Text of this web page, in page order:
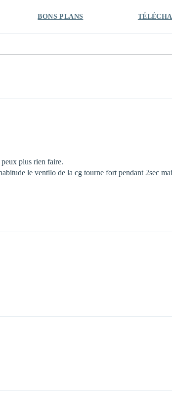
BONS PLANS
plus rien faire.
le ventilo de la cg tourne fort pendant 2sec